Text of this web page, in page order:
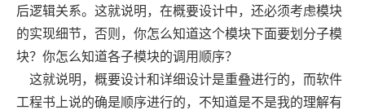
后逻辑关系。这就说明，在概要设计中，还必须考虑模块
的实现细节，否则，你怎么知道这个模块下面要划分子模
块？你怎么知道各子模块的调用顺序？
这就说明，概要设计和详细设计是重叠进行的，而软件
工程书上说的确是顺序进行的，不知道是不是我的理解有